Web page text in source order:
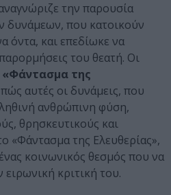
την παρουσία
δυνάμεων, που κατοικούν
όντα, και επεδίωκε να
του θεατή. Οι
«Φάντασμα της
αυτές οι δυνάμεις, που
ανθρώπινη φύση,
θρησκευτικούς και
«Φάντασμα της Ελευθερίας»,
κοινωνικός θεσμός που να
ειρωνική κριτική του.